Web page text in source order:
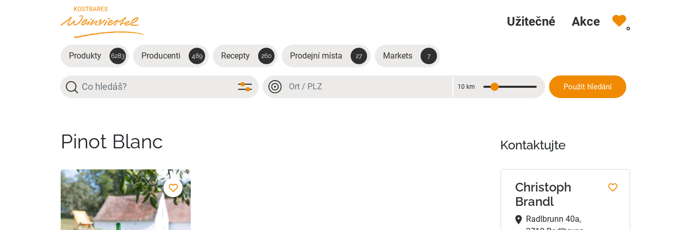
Přejít na hlavní obsah
Užitečné Akce 0
Produkty 6283 Producenti 489 Recepty 260 Prodejní místa 27 Markets 7
Hledat Místo nebo PSČ
Vzdálenost
10 km Použít hledání
Pinot Blanc Kontaktujte
Christoph
Brandl
Radlbrunn 40a,